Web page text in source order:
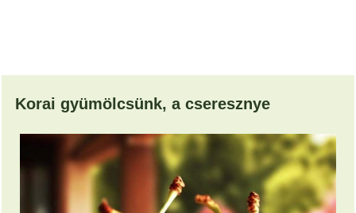
Korai gyümölcsünk, a cseresznye